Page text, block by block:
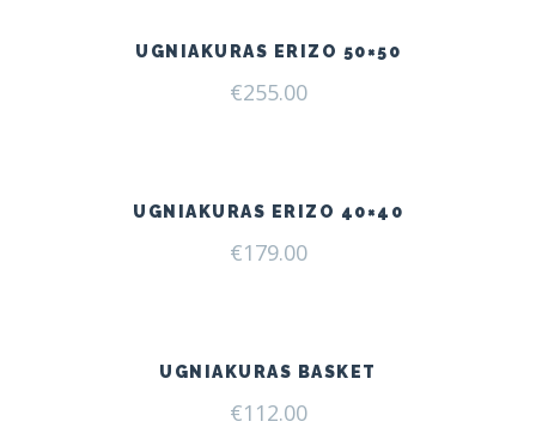
UGNIAKURAS ERIZO 50×50
€255.00
UGNIAKURAS ERIZO 40×40
€179.00
UGNIAKURAS BASKET
€112.00